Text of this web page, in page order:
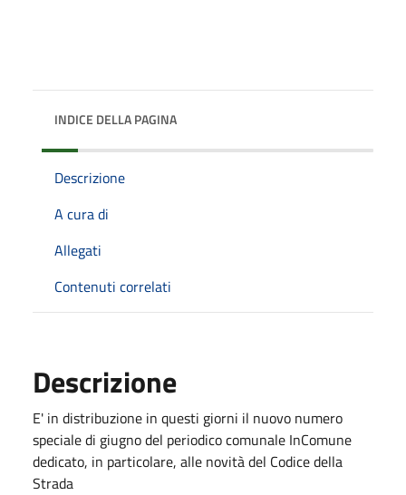
INDICE DELLA PAGINA
Descrizione
A cura di
Allegati
Contenuti correlati
Descrizione
E' in distribuzione in questi giorni il nuovo numero
speciale di giugno del periodico comunale InComune
dedicato, in particolare, alle novità del Codice della
Strada